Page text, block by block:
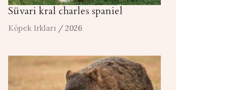
Süvari kral charles spaniel
Köpek Irkları / 2026